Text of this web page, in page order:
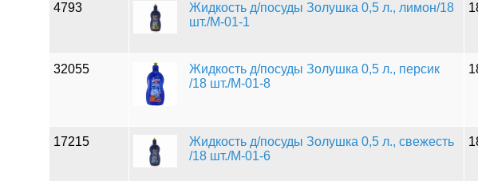
4793
Жидкость д/посуды Золушка 0,5 л., лимон/18
шт./М-01-1
32055
Жидкость д/посуды Золушка 0,5 л., персик
/18 шт./М-01-8
17215
Жидкость д/посуды Золушка 0,5 л., свежесть
/18 шт./М-01-6